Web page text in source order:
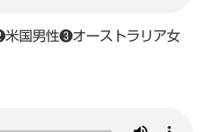
国男性❸オーストラリア女